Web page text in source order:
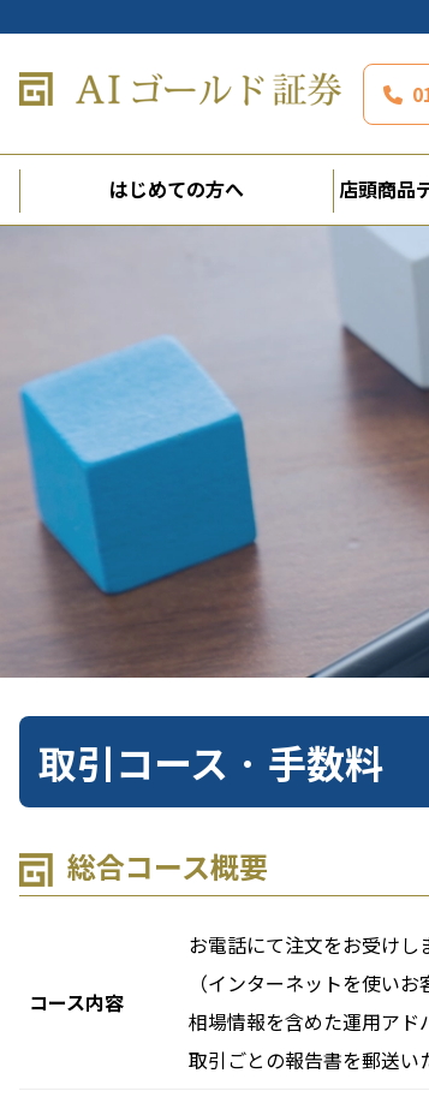
はじめての方へ 店頭商品
取引コース · 手数料
総合コース概要
コース内容
お電話にて注文をお受けし
（インターネットを使い
相場情報を含めた運用アド
取引ごとの報告書を郵送い